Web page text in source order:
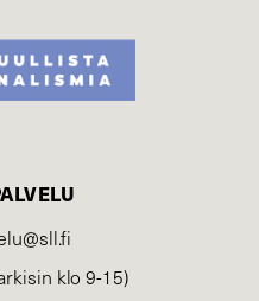
klo 9-15)